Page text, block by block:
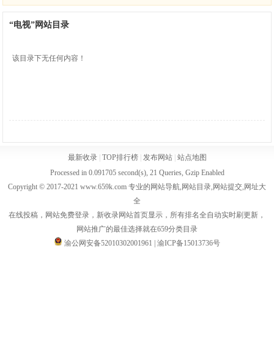
“电视”网站目录
该目录下无任何内容！
最新收录| TOP排行榜| 发布网站| 站点地图
Processed in 0.091705 second(s), 21 Queries, Gzip Enabled
Copyright © 2017-2021 www.659k.com 专业的网站导航,网站目录,网站提交,网址大
全
在线投稿，网站免费登录，新收录网站首页显示，所有排名全自动实时刷更新，
网站推广的最佳选择就在659分类目录
渝公网安备52010302001961
渝ICP备15013736号